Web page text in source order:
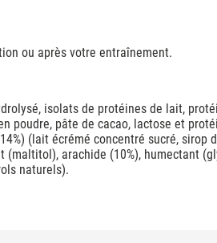
ou après votre entraînement.
isolats de protéines de lait,
poudre, pâte de cacao, lactose et
(lait écrémé concentré sucré,
(maltitol), arachide (10%), humectant
naturels).